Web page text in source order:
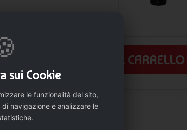
🛒 AGGIUNGI AL CARRELLO
sui Cookie
le funzionalità del sito,
navigazione e analizzare le